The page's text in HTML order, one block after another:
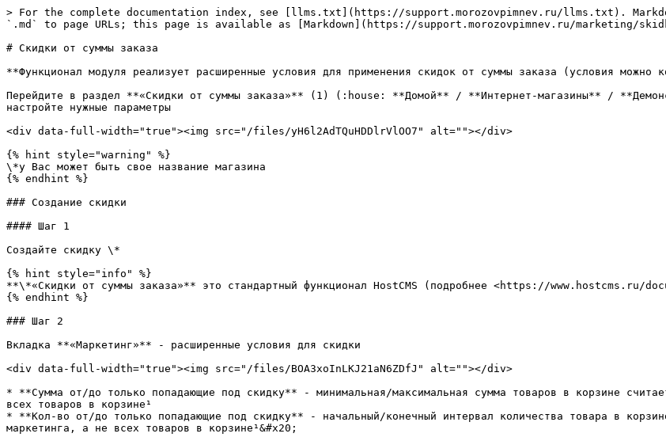
> For the complete documentation index, see [llms.txt](https://support.morozovpimnev.ru/llms.txt).
`.md` to page URLs; this page is available as [Markdown](https://support.morozovpimnev.ru/marketing/
# Скидки от суммы заказа
**Функционал модуля реализует расширенные условия для применения скидок от суммы заказа (условия можно
Перейдите в раздел **«Скидки от суммы заказа»** (1) (:house: **Домой** / **Интернет-магазины** /
настройте нужные параметры
<div data-full-width="true"><img src="/files/yH6l2AdTQuHDDlrVlOO7" alt=""></div>
{% hint style="warning" %}
\*у Вас может быть свое название магазина
{% endhint %}
### Создание скидки
#### Шаг 1
Создайте скидку \*
{% hint style="info" %}
**\*«Скидки от суммы заказа»** это стандартный функционал HostCMS (подробнее <https://www.hostcms.ru/
{% endhint %}
### Шаг 2
Вкладка **«Маркетинг»** - расширенные условия для скидки
<div data-full-width="true"><img src="/files/BOA3xoInLKJ21aN6ZDfJ" alt=""></div>
* **Сумма от/до только попадающие под скидку** - минимальная/максимальная сумма товаров в корзине
всех товаров в корзине¹
* **Кол-во от/до только попадающие под скидку** - начальный/конечный интервал количества товара в
маркетинга, а не всех товаров в корзине¹&#x20;